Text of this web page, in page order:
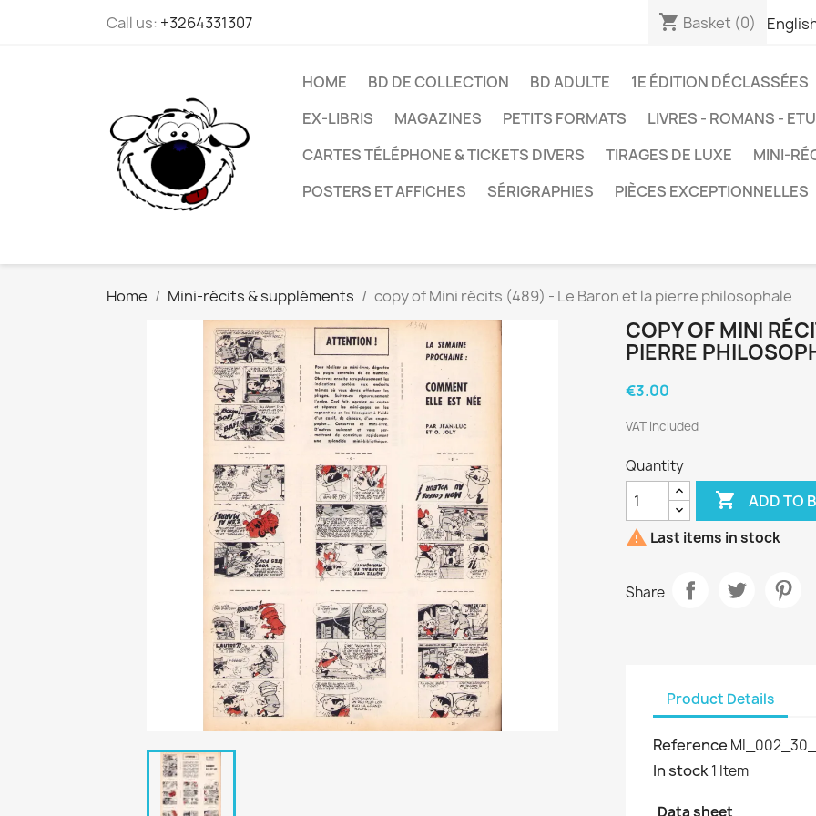
Call us: +3264331307 shopping_cart Basket (0)
HOME BD DE COLLECTION BD ADULTE 1E ÉDITION DÉCLASSÉES
EX-LIBRIS
MAGAZINES PETITS FORMATS LIVRES - ROMANS -
CARTES TÉLÉPHONE & TICKETS DIVERS
TIRAGES DE LUXE
MINI-
POSTERS ET AFFICHES
SÉRIGRAPHIES PIÈCES EXCEPTIONNELLES
Home Mini-récits & suppléments copy of Mini récits (489) - Le Baron et la pierre philosophale
COPY OF MINI
PIERRE
€3.00
VAT included
Quantity
 ADD TO
 Last items in stock
Share
Product Details
Reference
In stock1 Item
Data sheet